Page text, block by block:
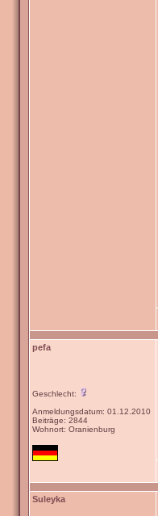
pefa
Geschlecht:
Anmeldungsdatum: 01.12.2010
Beiträge: 2844
Wohnort: Oranienburg
Suleyka